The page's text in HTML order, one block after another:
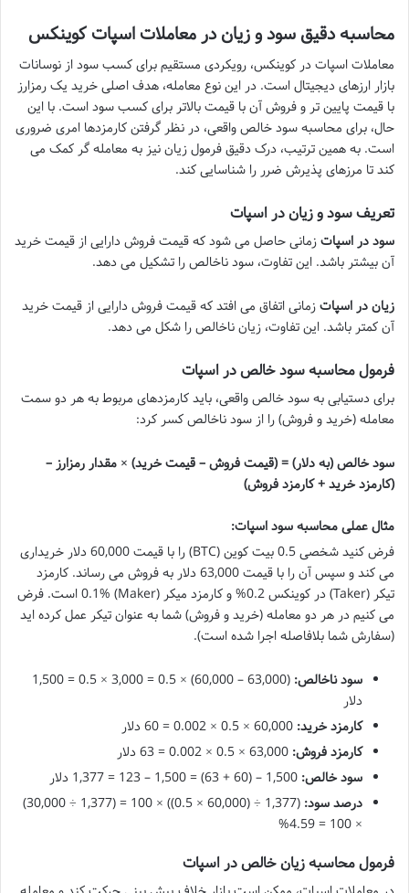
محاسبه دقیق سود و زیان در معاملات اسپات کوینکس
معاملات اسپات در کوینکس، رویکردی مستقیم برای کسب سود از نوسانات
بازار ارزهای دیجیتال است. در این نوع معامله، هدف اصلی خرید یک رمزارز
با قیمت پایین تر و فروش آن با قیمت بالاتر برای کسب سود است. با این
حال، برای محاسبه سود خالص واقعی، در نظر گرفتن کارمزدها امری ضروری
است. به همین ترتیب، درک دقیق فرمول زیان نیز به معامله گر کمک می
کند تا مرزهای پذیرش ضرر را شناسایی کند.
تعریف سود و زیان در اسپات
سود در اسپاتزمانی حاصل می شود که قیمت فروش دارایی از قیمت خرید
آن بیشتر باشد. این تفاوت، سود ناخالص را تشکیل می دهد.
زیان در اسپاتزمانی اتفاق می افتد که قیمت فروش دارایی از قیمت خرید
آن کمتر باشد. این تفاوت، زیان ناخالص را شکل می دهد.
فرمول محاسبه سود خالص در اسپات
برای دستیابی به سود خالص واقعی، باید کارمزدهای مربوط به هر دو سمت
معامله (خرید و فروش) را از سود ناخالص کسر کرد:
سود خالص (به دلار) = (قیمت فروش – قیمت خرید) × مقدار رمزارز –
(کارمزد خرید + کارمزد فروش)
مثال عملی محاسبه سود اسپات:
فرض کنید شخصی 0.5 بیت کوین (BTC) را با قیمت 60,000 دلار خریداری
می کند و سپس آن را با قیمت 63,000 دلار به فروش می رساند. کارمزد
تیکر (Taker) در کوینکس 0.2% و کارمزد میکر (Maker) 0.1% است. فرض
می کنیم در هر دو معامله (خرید و فروش) شما به عنوان تیکر عمل کرده اید
(سفارش شما بلافاصله اجرا شده است).
سود ناخالص:
(63,000 – 60,000) × 0.5 = 3,000 × 0.5 = 1,500
دلار
کارمزد خرید:
کارمزد فروش:
سود خالص:
درصد سود:
(1,377 ÷ (60,000 × 0.5)) × 100 = (1,377 ÷ 30,000)
× 100 = 4.59%
فرمول محاسبه زیان خالص در اسپات